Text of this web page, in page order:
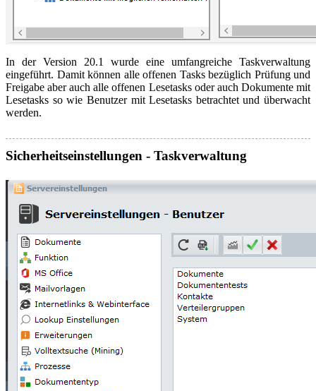
In der Version 20.1 wurde eine umfangreiche Taskverwaltung
eingeführt. Damit können alle offenen Tasks bezüglich Prüfung und
Freigabe aber auch alle offenen Lesetasks oder auch Dokumente mit
Lesetasks so wie Benutzer mit Lesetasks betrachtet und überwacht
werden.
Sicherheitseinstellungen - Taskverwaltung